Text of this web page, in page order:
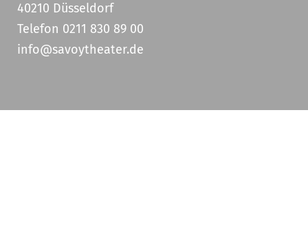
40210 Düsseldorf
Telefon 0211 830 89 00
info@savoytheater.de